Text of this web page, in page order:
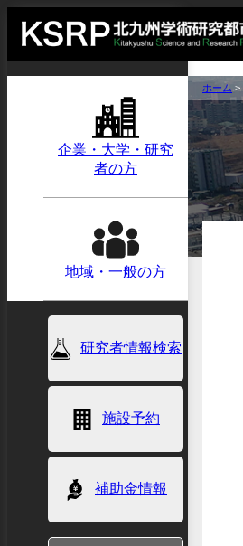
企業・大学・研究
者の方
地域・一般の方
研究者情報検索
施設予約
補助金情報
ホーム >